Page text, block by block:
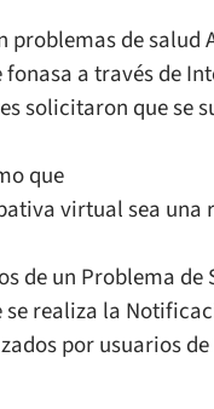
de
a través de
solicitaron que
que
virtual sea
un Problema de
realiza la
por usuarios